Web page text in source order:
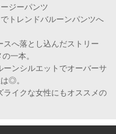
ジーパンツ
トレンドバルーンパンツへ
へ落とし込んだストリー
一本。
ンシルエットでオーバーサ
◎。
ライクな女性にもオススメの